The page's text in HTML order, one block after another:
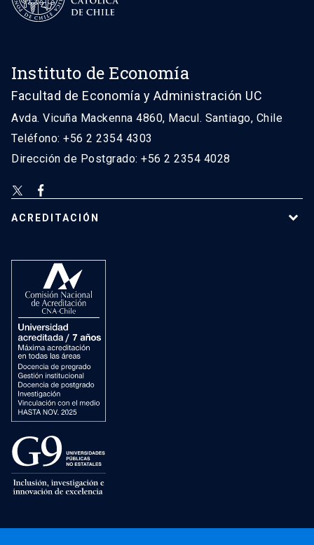
Instituto de Economía
Facultad de Economía y Administración UC
Avda. Vicuña Mackenna 4860, Macul. Santiago, Chile
Teléfono: +56 2 2354 4303
Dirección de Postgrado: +56 2 2354 4028
ACREDITACIÓN